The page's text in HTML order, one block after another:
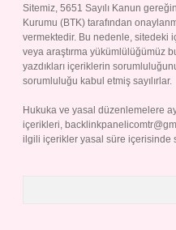
Sitemiz, 5651 Sayılı Kanun
Kurumu (BTK) tarafından
vermektedir. Bu nedenle, sitedeki
veya araştırma yükümlülüğümüz
yazdıkları içeriklerin
sorumluluğu kabul etmiş sayılırlar.
Hukuka ve yasal düzenlemelere
içerikleri,
ilgili içerikler yasal süre içerisinde